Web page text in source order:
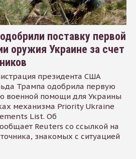
поставку первой
оружия Украине за счет
президента США
Трампа одобрила первую
военной помощи для Украины
механизма Priority Ukraine
List. Об
Reuters со ссылкой на
знакомых с ситуацией